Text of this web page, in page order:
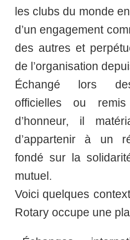
les clubs du monde
d’un engagement
des autres et
de l’organisation
Échangé lors
officielles ou
d’honneur, il
d’appartenir à un
fondé sur la
mutuel.
Voici quelques
Rotary occupe une